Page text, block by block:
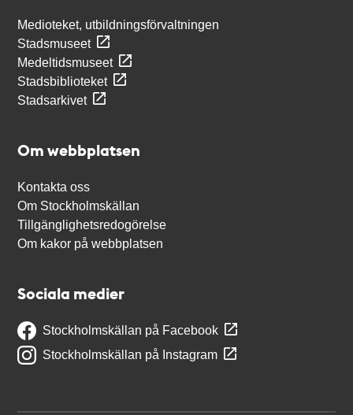
Medioteket, utbildningsförvaltningen
Stadsmuseet
Medeltidsmuseet
Stadsbiblioteket
Stadsarkivet
Om webbplatsen
Kontakta oss
Om Stockholmskällan
Tillgänglighetsredogörelse
Om kakor på webbplatsen
Sociala medier
Stockholmskällan på Facebook
Stockholmskällan på Instagram